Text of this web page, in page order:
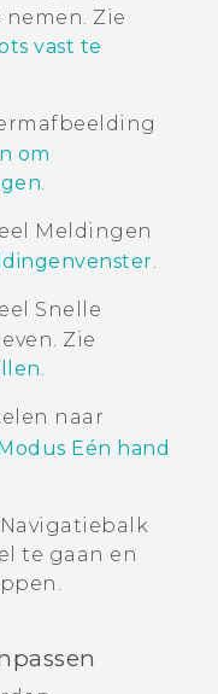
Zie
vast te
om
.
Meldingen
.
Snelle
Zie
.
naar
Eén hand
Navigatiebalk
te gaan en